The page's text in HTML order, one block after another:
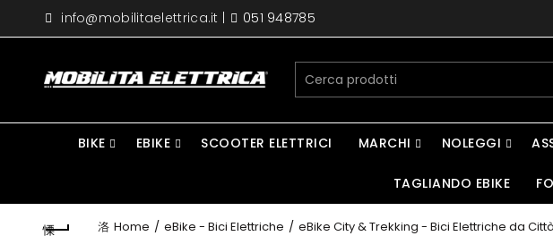
info@mobilitaelettrica.it 051 948785
BIKE EBIKE SCOOTER ELETTRICI MARCHI NOLEGGI
TAGLIANDO EBIKE
Home eBike - Bici Elettriche eBike City & Trekking - Bici Elettriche da Città